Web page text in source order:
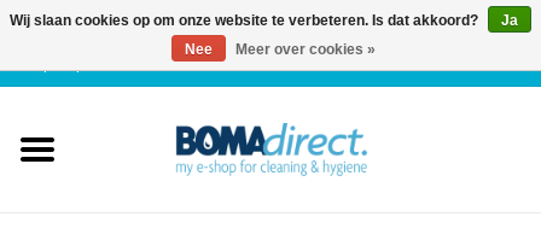
Wij slaan cookies op om onze website te verbeteren. Is dat akkoord?
Ja
Nee
Meer over cookies »